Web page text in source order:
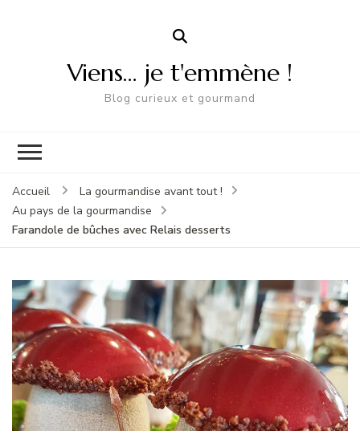
Viens… je t'emmène !
Blog curieux et gourmand
Accueil
La gourmandise avant tout !
Au pays de la gourmandise
Farandole de bûches avec Relais desserts